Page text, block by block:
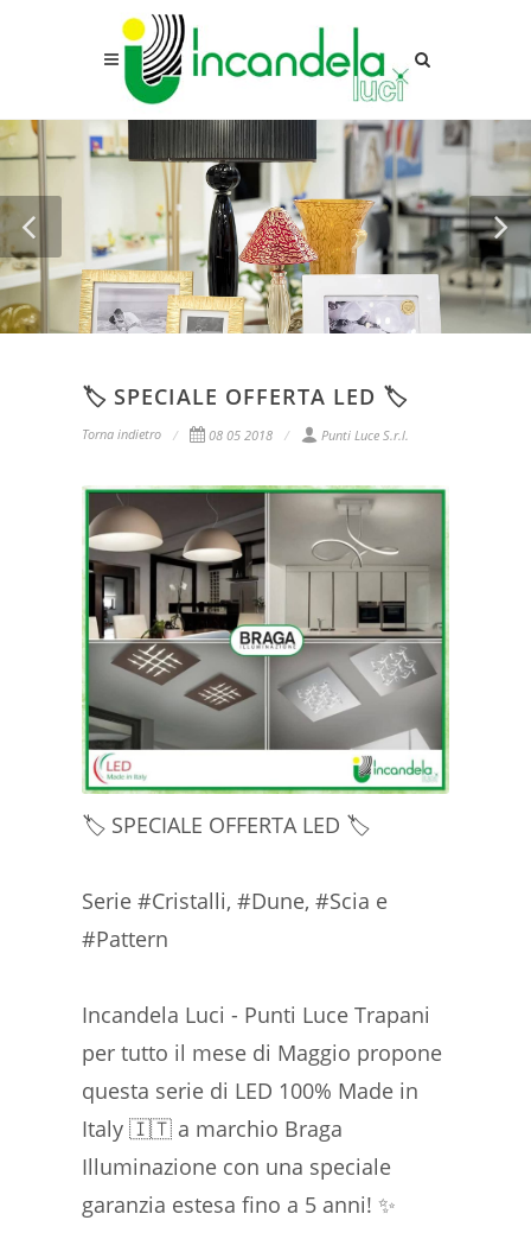
🏷️ SPECIALE OFFERTA LED 🏷️
Torna indietro 08 05 2018 Punti Luce S.r.l.
🏷️ SPECIALE OFFERTA LED 🏷️
Serie #Cristalli, #Dune, #Scia e
#Pattern
Incandela Luci - Punti Luce Trapani
per tutto il mese di Maggio propone
questa serie di LED 100% Made in
Italy 🇮🇹️ a marchio Braga
Illuminazione con una speciale
garanzia estesa fino a 5 anni! ✨